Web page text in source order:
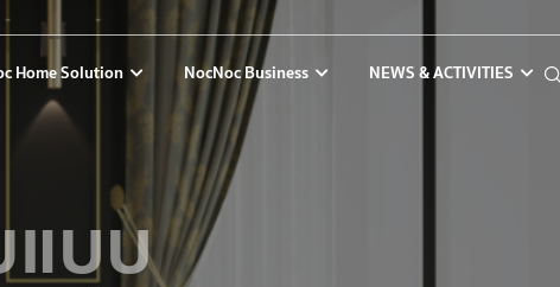
Home Solution NocNoc Business NEWS & ACTIVITIES
แบบ